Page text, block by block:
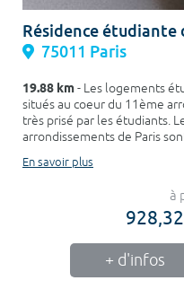
Résidence étudiante
75011 Paris
19.88 km- Les logements
situés au coeur du 11ème
très prisé par les étudiants.
arrondissements de Paris
En savoir plus
à
+ d'infos